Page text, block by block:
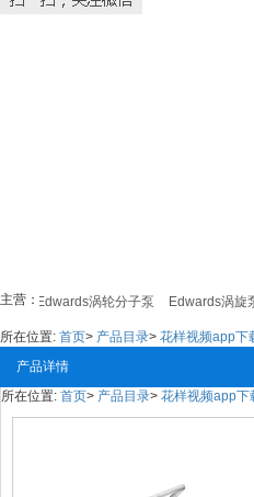
主营： 涡轮分子泵 Edwards涡旋泵维修
所在位置: 首页> 产品目录> 花样视频app下
产品详情
所在位置: 首页> 产品目录> 花样视频app下